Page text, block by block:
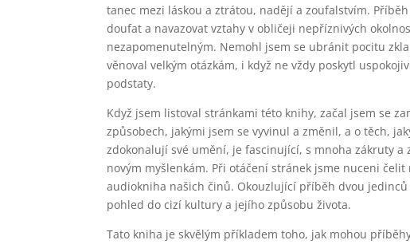
tanec mezi láskou a ztrátou, nadějí a zoufalstvím.
doufat a navazovat vztahy v obličeji nepříznivých
nezapomenutelným. Nemohl jsem se ubránit pocitu
věnoval velkým otázkám, i když ne vždy poskytl
podstaty.
Když jsem listoval stránkami této knihy, začal jsem se
způsobech, jakými jsem se vyvinul a změnil, a o těch,
zdokonalují své umění, je fascinující, s mnoha zákruty
novým myšlenkám. Při otáčení stránek jsme nuceni
audiokniha našich činů. Okouzlující příběh dvou
pohled do cizí kultury a jejího způsobu života.
Tato kniha je skvělým příkladem toho, jak mohou